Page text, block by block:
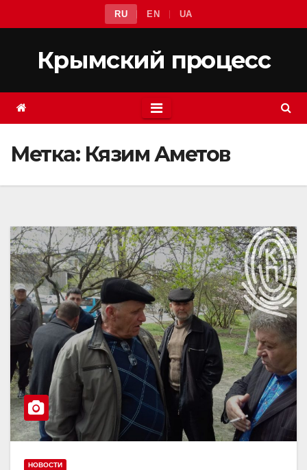
к
содержимому
RU EN UA
Крымский процесс
Метка: Кязим Аметов
НОВОСТИ